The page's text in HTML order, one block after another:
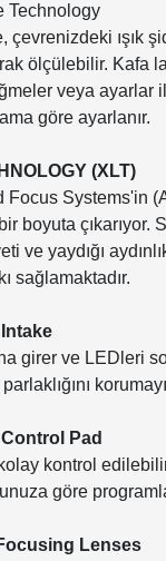
Technology
çevrenizdeki ışık
ölçülebilir. Kafa
veya ayarlar
göre ayarlanır.
(XLT)
Systems'in
boyuta çıkarıyor.
yaydığı
sağlamaktadır.
girer ve LEDleri
Pad
kolay kontrol
göre
Lenses